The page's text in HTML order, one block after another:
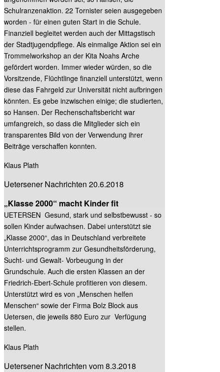
Schulranzenaktion. 22 Tornister seien ausgegeben
worden - für einen guten Start in die Schule.
Finanziell begleitet werden auch der Mittagstisch
der Stadtjugendpflege. Als einmalige Aktion sei ein
Trommelworkshop an der Kita Noahs Arche
gefördert worden. Immer wieder würden, so die
Vorsitzende, Flüchtlinge finanziell unterstützt, wenn
diese das Fahrgeld zur Universität nicht aufbringen
könnten. Es gebe inzwischen einige; die studierten,
so Hansen. Der Rechenschaftsbericht war
umfangreich, so dass die Mitglieder sich ein
transparentes Bild von der Verwendung ihrer
Beiträge verschaffen konnten.
Klaus Plath
Uetersener Nachrichten 20.6.2018
„Klasse 2000“ macht Kinder fit
UETERSEN Gesund, stark und selbstbewusst - so
sollen Kinder aufwachsen. Dabei unterstützt sie
„Klasse 2000“, das in Deutschland verbreitete
Unterrichtsprogramm zur Gesundheitsförderung,
Sucht- und Gewalt- Vorbeugung in der
Grundschule. Auch die ersten Klassen an der
Friedrich-Ebert-Schule profitieren von diesem.
Unterstützt wird es von „Menschen helfen
Menschen“ sowie der Firma Bolz Block aus
Uetersen, die jeweils 880 Euro zur Verfügung
stellen.
Klaus Plath
Uetersener Nachrichten vom 8.3.2018